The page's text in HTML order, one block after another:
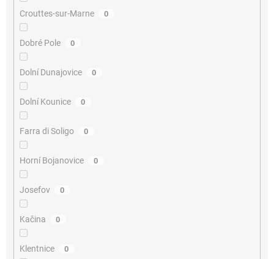
Crouttes-sur-Marne 0
Dobré Pole 0
Dolní Dunajovice 0
Dolní Kounice 0
Farra di Soligo 0
Horní Bojanovice 0
Josefov 0
Kačina 0
Klentnice 0